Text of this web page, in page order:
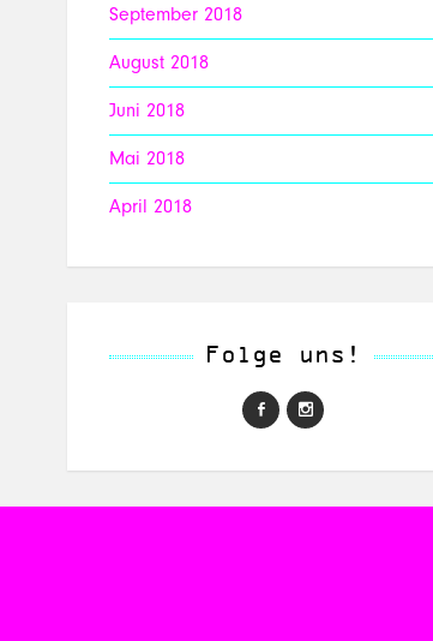
September 2018
August 2018
Juni 2018
Mai 2018
April 2018
Folge uns!